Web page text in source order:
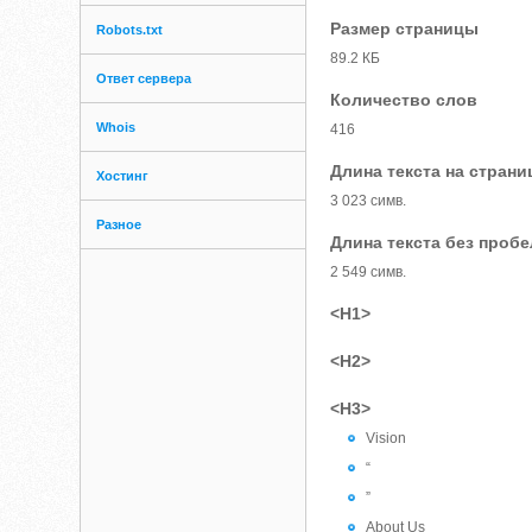
Robots.txt
Ответ сервера
Whois
Хостинг
Разное
Размер страницы
89.2 КБ
Количество слов
416
Длина текста на
3 023 симв.
Длина текста без
2 549 симв.
<H1>
<H2>
<H3>
Vision
“
”
About Us